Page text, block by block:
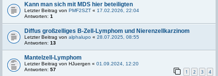
Kann man sich mit MDS hier beteiligten
Letzter Beitrag von PMF2SZT « 17.02.2026, 22:04
Antworten: 1
Diffus großzelliges B-Zell-Lymphom und Nierenzellkarzinom
Letzter Beitrag von alphalupo « 28.07.2025, 08:55
Antworten: 13
Mantelzell-Lymphom
Letzter Beitrag von HJuergen « 01.09.2024, 12:20
Antworten: 57 1 2 3 4